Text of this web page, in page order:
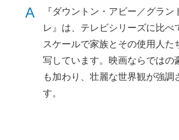
A
『ダウントン・アビー／グラン
レ』は、テレビシリーズに比べ
スケールで家族とその使用人た
写しています。映画ならではの
も加わり、壮麗な世界観が強調
す。